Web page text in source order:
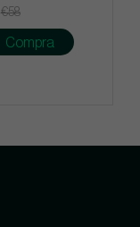
€58
Compra